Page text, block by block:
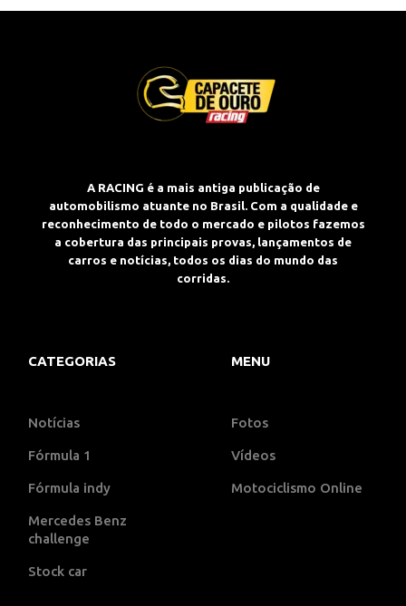
A RACING é a mais antiga publicação de
automobilismo atuante no Brasil. Com a qualidade e
reconhecimento de todo o mercado e pilotos fazemos
a cobertura das principais provas, lançamentos de
carros e notícias, todos os dias do mundo das
corridas.
CATEGORIAS
Notícias
Fórmula 1
Fórmula indy
Mercedes Benz
challenge
Stock car
MENU
Fotos
Vídeos
Motociclismo Online